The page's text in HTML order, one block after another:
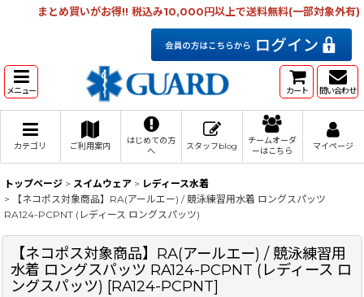
まとめ買いがお得!! 税込み10,000円以上で送料無料(一部対象外有)
メニュー カート 問い合わせ
カテゴリ ご利用案内
はじめての方
へ
スタッフblog
チームオーダ
ーはこちら
マイページ
トップページ > スイムウェア > レディース水着
>
【ネコポス対象商品】RA(アールエー) / 競泳練習用水着 ロングスパッツ
RA124-PCPNT (レディース ロングスパッツ)
【ネコポス対象商品】RA(アールエー) / 競泳練習用
水着 ロングスパッツ RA124-PCPNT (レディース ロ
ングスパッツ) [RA124-PCPNT]